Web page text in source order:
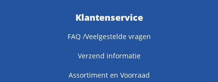
Klantenservice
FAQ /Veelgestelde vragen
Verzend informatie
Assortiment en Voorraad